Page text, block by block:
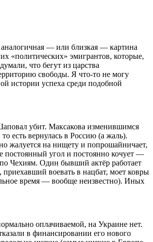
аналогичная — или близкая — картина
«политических» эмигрантов, которые,
что бегут из царства
свободы. Я что-то не могу
истории успеха среди подобной
убит. Максакова изменившимся
есть вернулась в Россию (а жаль).
жалуется на нищету и попрошайничает,
постоянный угол и постоянно кочует —
Чехиям. Один бывший актёр работает
воевать в нацбат, моет ковры
время — вообще неизвестно). Иных
оплачиваемой, на Украине нет.
в финансировании его нового